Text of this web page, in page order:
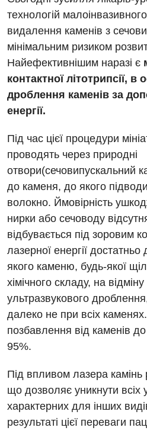
Відділення інтенсивної терапії
Відділення кардіосудинної
Відділення невідкладних
Гастроентерологія
Гінекологічне відділення
Денний стаціонар
Дерматовенерологія
Ендокринологія
Кардіологія
Кардіохірургія
Медична психологія
Нейрохірургія
Онкологічне відділлення
Оториноларингологія
Офтальмологічне відділення
Швидка медична допомога
технологій
видалення каменів з
мінімальним ризиком
Найефективнішим наразі є
контактної літотрипсії, в
дроблення каменів за
енергії.
Під час цієї процедури
проводять через природні
отвори(сечовипускальний
до каменя, до якого
волокно. Ймовірність
нирки або сечоводу
відбувається під зоровим
лазерної енергії
якого каменю, будь-якої
хімічного складу, на
ультразвукового
далеко не при всіх каменях.
позбавлення від каменів
95%.
Під впливом лазера камінь
що дозволяє уникнути всіх
характерних для інших
результаті цієї переваги